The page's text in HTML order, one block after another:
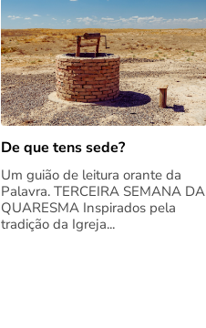
De que tens sede?
Um guião de leitura orante da
Palavra. TERCEIRA SEMANA DA
QUARESMA Inspirados pela
tradição da Igreja...